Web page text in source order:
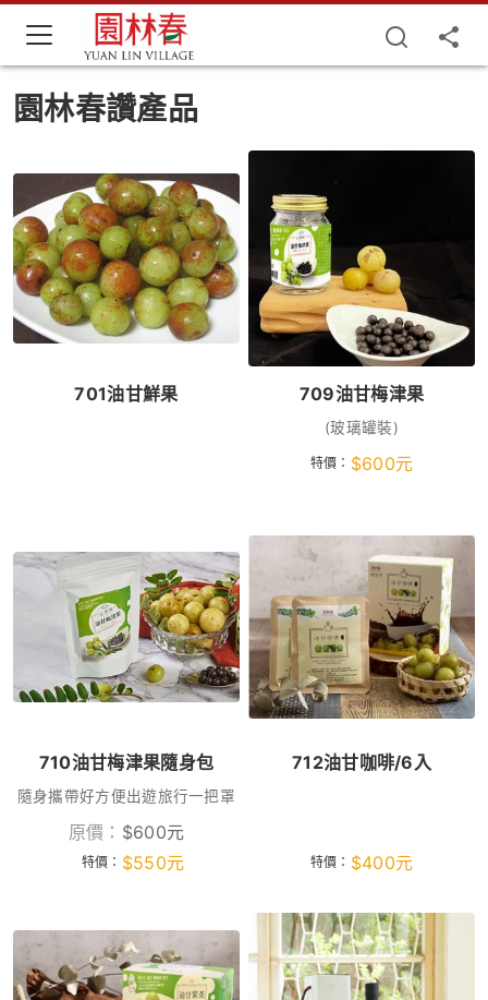
園林春讚產品
701油甘鮮果 709油甘梅津果
(玻璃罐裝)
特價： $600元
710油甘梅津果隨身包
隨身攜帶好方便出遊旅行一把罩
原價： $600元
特價： $550元
712油甘咖啡/6入
特價： $400元